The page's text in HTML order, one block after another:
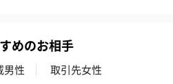
めのお相手
男性 取引先女性